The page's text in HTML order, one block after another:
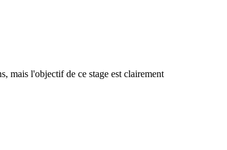
mais l'objectif de ce stage est clairement